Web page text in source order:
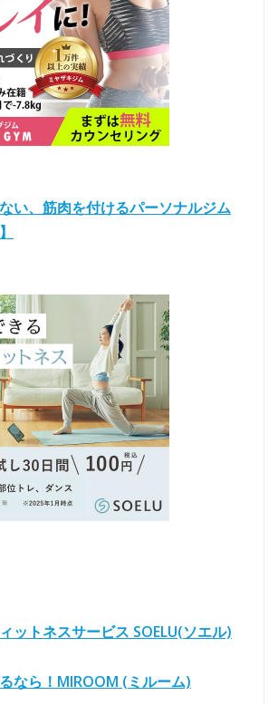
い、筋肉を付けるパーソナルジム
ットネスサービス SOELU(ソエル)
なら！MIROOM (ミルーム)